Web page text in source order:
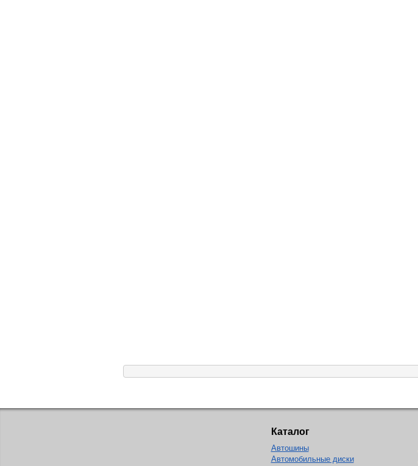
Каталог
Автошины
Автомобильные диски